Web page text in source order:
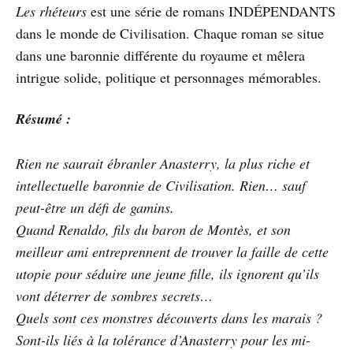
Les rhéteurs est une série de romans INDÉPENDANTS
dans le monde de Civilisation. Chaque roman se situe
dans une baronnie différente du royaume et mêlera
intrigue solide, politique et personnages mémorables.
Résumé :
Rien ne saurait ébranler Anasterry, la plus riche et
intellectuelle baronnie de Civilisation. Rien… sauf
peut-être un défi de gamins.
Quand Renaldo, fils du baron de Montès, et son
meilleur ami entreprennent de trouver la faille de cette
utopie pour séduire une jeune fille, ils ignorent qu’ils
vont déterrer de sombres secrets…
Quels sont ces monstres découverts dans les marais ?
Sont-ils liés à la tolérance d’Anasterry pour les mi-